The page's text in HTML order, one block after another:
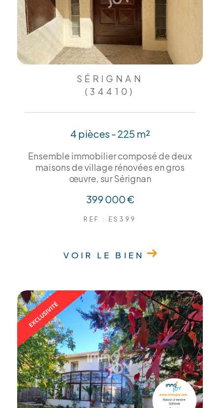
SÉRIGNAN
(34410)
4 pièces - 225 m²
Ensemble immobilier composé de deux
maisons de village rénovées en gros
œuvre, sur Sérignan
399 000 €
REF : ES399
VOIR LE BIEN